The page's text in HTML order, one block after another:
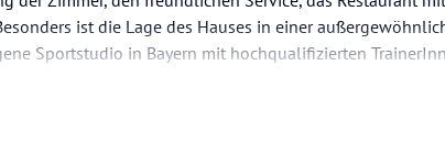
ist die Lage des Hauses in einer
Sportstudio in Bayern mit hochqualifizierten